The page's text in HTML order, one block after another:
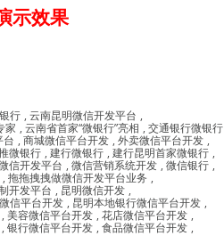
示效果
行 , 云南昆明微信开发平台 ,
家 , 云南省首家“微银行”亮相 , 交通银行微银行
台 , 商城微信平台开发 , 外卖微信平台开发 ,
微银行 , 建行微银行 , 建行昆明首家微银行 ,
信开发平台 , 微信营销系统开发 , 微信银行 ,
, 拖拖拽拽做微信开发平台业务 ,
开发平台 , 昆明微信开发 ,
信平台开发 , 昆明本地银行微信平台开发 ,
, 美容微信平台开发 , 花店微信平台开发 ,
, 银行微信平台开发 , 食品微信平台开发 ,